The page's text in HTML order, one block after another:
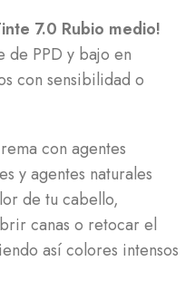
7.0 Rubio medio!
de PPD y bajo en
con sensibilidad o
con agentes
y agentes naturales
de tu cabello,
canas o retocar el
así colores intensos